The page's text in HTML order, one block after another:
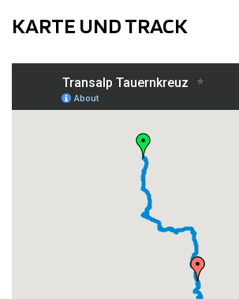
KARTE UND TRACK